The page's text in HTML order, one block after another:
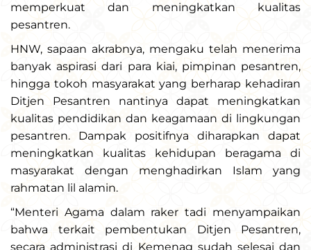
memperkuat dan meningkatkan kualitas
pesantren.
HNW, sapaan akrabnya, mengaku telah menerima
banyak aspirasi dari para kiai, pimpinan pesantren,
hingga tokoh masyarakat yang berharap kehadiran
Ditjen Pesantren nantinya dapat meningkatkan
kualitas pendidikan dan keagamaan di lingkungan
pesantren. Dampak positifnya diharapkan dapat
meningkatkan kualitas kehidupan beragama di
masyarakat dengan menghadirkan Islam yang
rahmatan lil alamin.
“Menteri Agama dalam raker tadi menyampaikan
bahwa terkait pembentukan Ditjen Pesantren,
secara administrasi di Kemenag sudah selesai dan